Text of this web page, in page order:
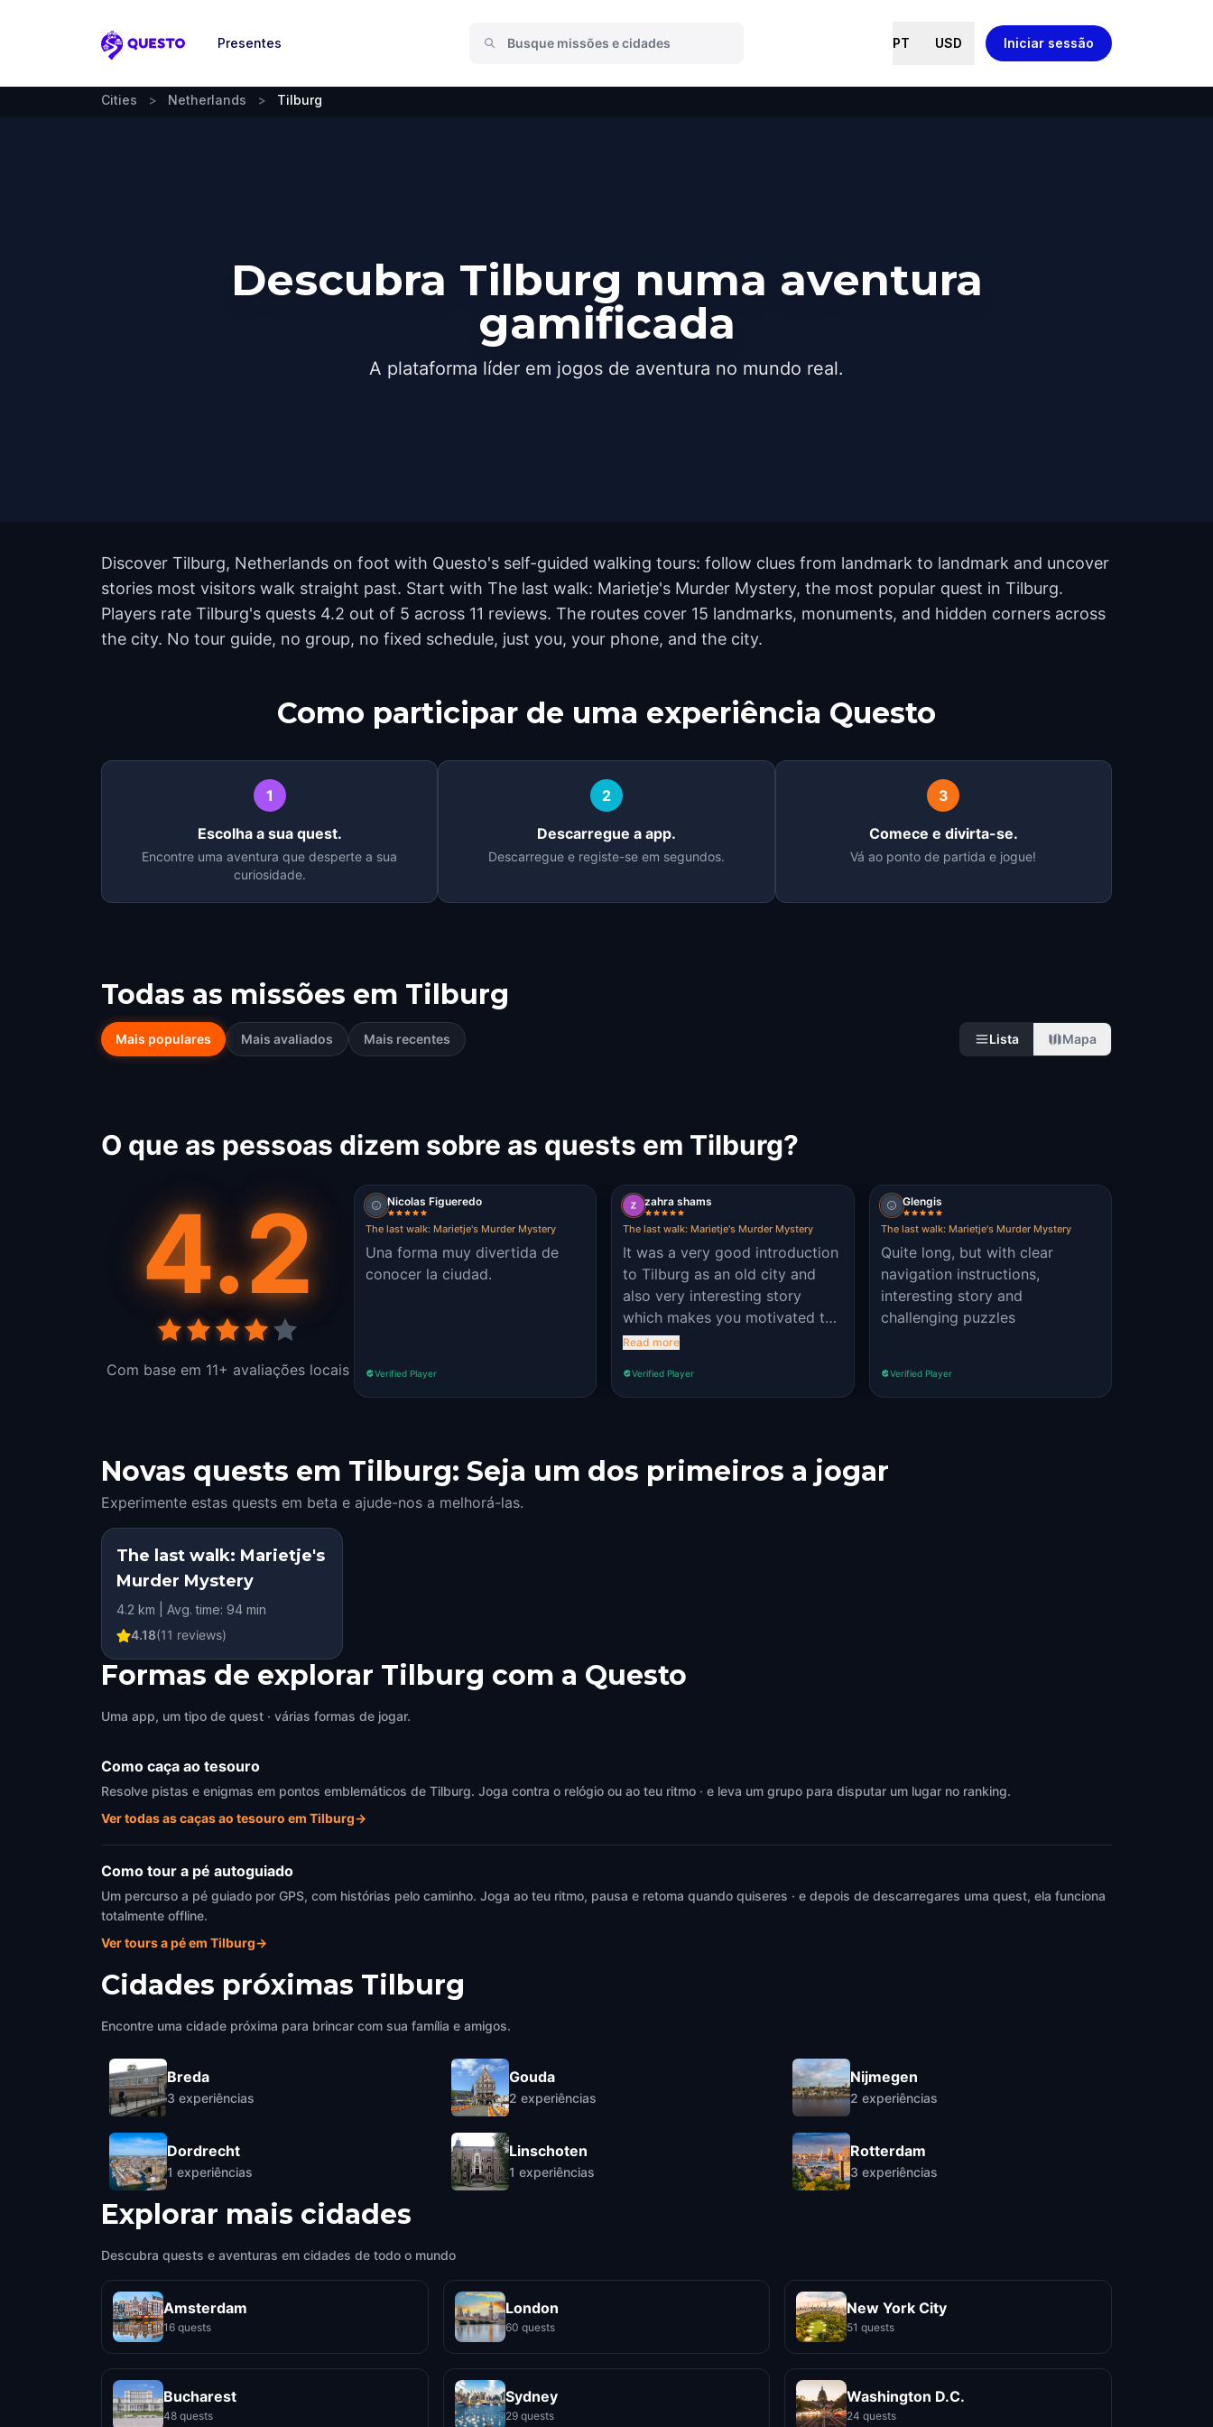
Questo
Presentes PT USD Iniciar sessão
Cities > Netherlands > Tilburg
Descubra Tilburg numa aventura
gamificada
A plataforma líder em jogos de aventura no mundo real.
Discover Tilburg, Netherlands on foot with Questo's self-guided walking tours: follow clues from landmark to landmark and uncover
stories most visitors walk straight past. Start with The last walk: Marietje's Murder Mystery, the most popular quest in Tilburg.
Players rate Tilburg's quests 4.2 out of 5 across 11 reviews. The routes cover 15 landmarks, monuments, and hidden corners across
the city. No tour guide, no group, no fixed schedule, just you, your phone, and the city.
Como participar de uma experiência Questo
1
Escolha a sua quest.
Encontre uma aventura que desperte a sua
curiosidade.
2
Descarregue a app.
Descarregue e registe-se em segundos.
3
Comece e divirta-se.
Vá ao ponto de partida e jogue!
Todas as missões em Tilburg
Mais populares Mais avaliados Mais recentes Lista Mapa
O que as pessoas dizem sobre as quests em Tilburg?
4.2
Com base em 11+ avaliações locais
Nicolas Figueredo
The last walk: Marietje's Murder Mystery
Una forma muy divertida de
conocer la ciudad.
Verified Player
zahra shams
The last walk: Marietje's Murder Mystery
It was a very good introduction
to Tilburg as an old city and
also very interesting story
which makes you motivated to
know more about it. Some of
but I like that. Because it made
me to challenge myself.
Read more
Verified Player
Glengis
The last walk: Marietje's Murder Mystery
Quite long, but with clear
navigation instructions,
interesting story and
challenging puzzles
Verified Player
Novas quests em Tilburg: Seja um dos primeiros a jogar
Experimente estas quests em beta e ajude-nos a melhorá-las.
The last walk: Marietje's
Murder Mystery
4.2 km | Avg. time: 94 min
4.18(11 reviews)
Formas de explorar Tilburg com a Questo
Uma app, um tipo de quest · várias formas de jogar.
Como caça ao tesouro
Resolve pistas e enigmas em pontos emblemáticos de Tilburg. Joga contra o relógio ou ao teu ritmo · e leva um grupo para disputar um lugar no ranking.
Ver todas as caças ao tesouro em Tilburg→
Como tour a pé autoguiado
Um percurso a pé guiado por GPS, com histórias pelo caminho. Joga ao teu ritmo, pausa e retoma quando quiseres · e depois de descarregares uma quest, ela funciona
totalmente offline.
Ver tours a pé em Tilburg→
Cidades próximas Tilburg
Encontre uma cidade próxima para brincar com sua família e amigos.
Breda
3 experiências
Dordrecht
1 experiências
Gouda
2 experiências
Linschoten
1 experiências
Nijmegen
2 experiências
Rotterdam
3 experiências
Explorar mais cidades
Descubra quests e aventuras em cidades de todo o mundo
Amsterdam
16 quests
London
60 quests
New York City
51 quests
Bucharest
48 quests
Sydney
29 quests
Washington D.C.
24 quests